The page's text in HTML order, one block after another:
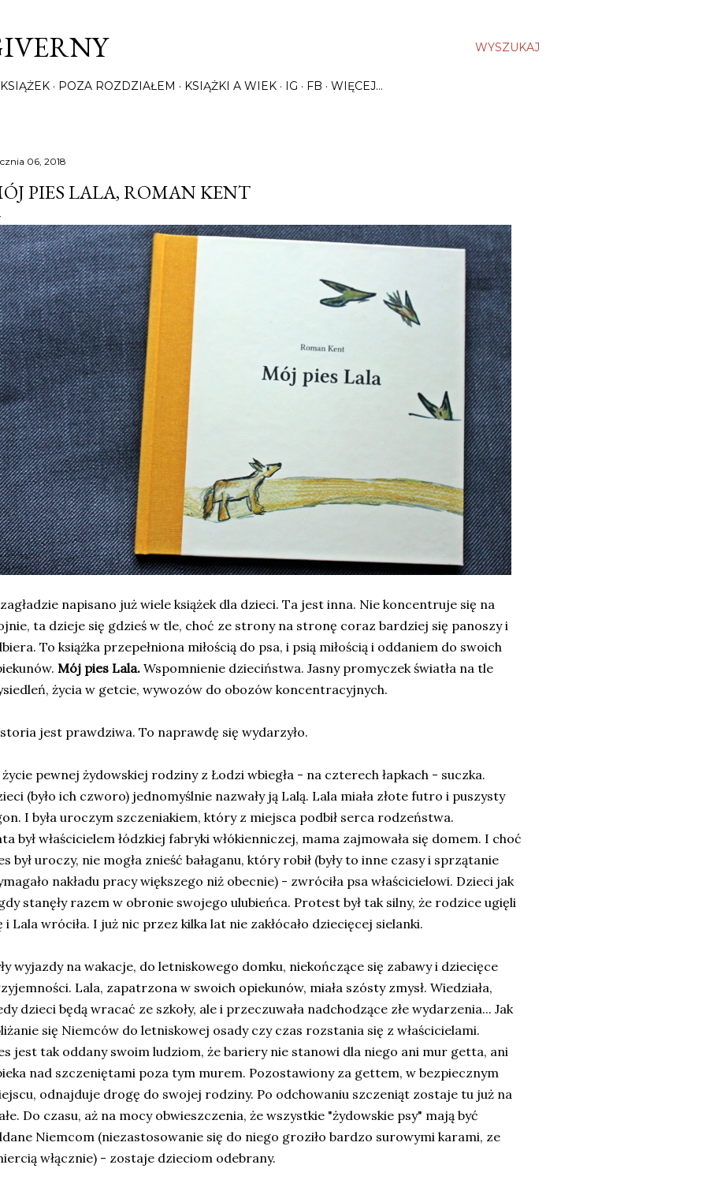
WYSZUKAJ
POZA ROZDZIAŁEM KSIĄŻKI A WIEK IG FB WIĘCEJ…
06, 2018
PIES LALA, ROMAN KENT
napisano już wiele książek dla dzieci. Ta jest inna. Nie koncentruje się na
ta dzieje się gdzieś w tle, choć ze strony na stronę coraz bardziej się panoszy i
To książka przepełniona miłością do psa, i psią miłością i oddaniem do swoich
Mój pies Lala. Wspomnienie dzieciństwa. Jasny promyczek światła na tle
życia w getcie, wywozów do obozów koncentracyjnych.
jest prawdziwa. To naprawdę się wydarzyło.
życie pewnej żydowskiej rodziny z Łodzi wbiegła - na czterech łapkach - suczka.
(było ich czworo) jednomyślnie nazwały ją Lalą. Lala miała złote futro i puszysty
I była uroczym szczeniakiem, który z miejsca podbił serca rodzeństwa.
był właścicielem łódzkiej fabryki włókienniczej, mama zajmowała się domem. I choć
był uroczy, nie mogła znieść bałaganu, który robił (były to inne czasy i sprzątanie
nakładu pracy większego niż obecnie) - zwróciła psa właścicielowi. Dzieci jak
stanęły razem w obronie swojego ulubieńca. Protest był tak silny, że rodzice ugięli
i Lala wróciła. I już nic przez kilka lat nie zakłócało dziecięcej sielanki.
wyjazdy na wakacje, do letniskowego domku, niekończące się zabawy i dziecięce
Lala, zapatrzona w swoich opiekunów, miała szósty zmysł. Wiedziała,
dzieci będą wracać ze szkoły, ale i przeczuwała nadchodzące złe wydarzenia... Jak
się Niemców do letniskowej osady czy czas rozstania się z właścicielami.
jest tak oddany swoim ludziom, że bariery nie stanowi dla niego ani mur getta, ani
nad szczeniętami poza tym murem. Pozostawiony za gettem, w bezpiecznym
odnajduje drogę do swojej rodziny. Po odchowaniu szczeniąt zostaje tu już na
Do czasu, aż na mocy obwieszczenia, że wszystkie "żydowskie psy" mają być
Niemcom (niezastosowanie się do niego groziło bardzo surowymi karami, ze
włącznie) - zostaje dzieciom odebrany.